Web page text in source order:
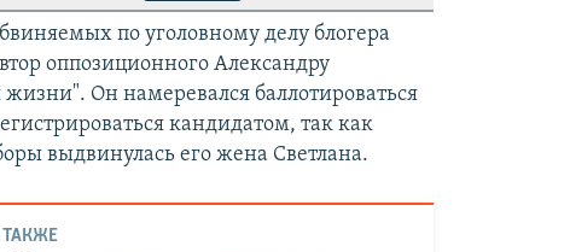
по уголовному делу блогера
оппозиционного Александру
Он намеревался баллотироваться
кандидатом, так как
выдвинулась его жена Светлана.